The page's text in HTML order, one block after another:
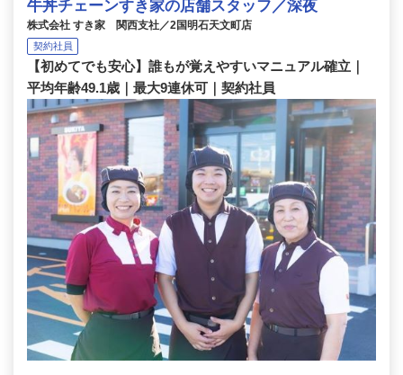
牛丼チェーンすき家の店舗スタッフ／深夜
株式会社 すき家 関西支社／2国明石天文町店
契約社員
【初めてでも安心】誰もが覚えやすいマニュアル確立｜
平均年齢49.1歳｜最大9連休可｜契約社員